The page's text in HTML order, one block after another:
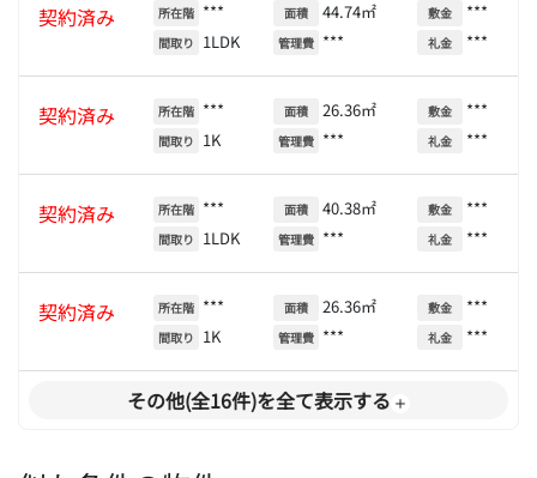
契約済み 所在階 ***
間取り 1LDK
面積 44.74㎡
管理費 ***
敷金 ***
礼金 ***
契約済み 所在階 ***
間取り 1K
面積 26.36㎡
管理費 ***
敷金 ***
礼金 ***
契約済み 所在階 ***
間取り 1LDK
面積 40.38㎡
管理費 ***
敷金 ***
礼金 ***
契約済み 所在階 ***
間取り 1K
面積 26.36㎡
管理費 ***
敷金 ***
礼金 ***
その他(全16件)を全て表示する